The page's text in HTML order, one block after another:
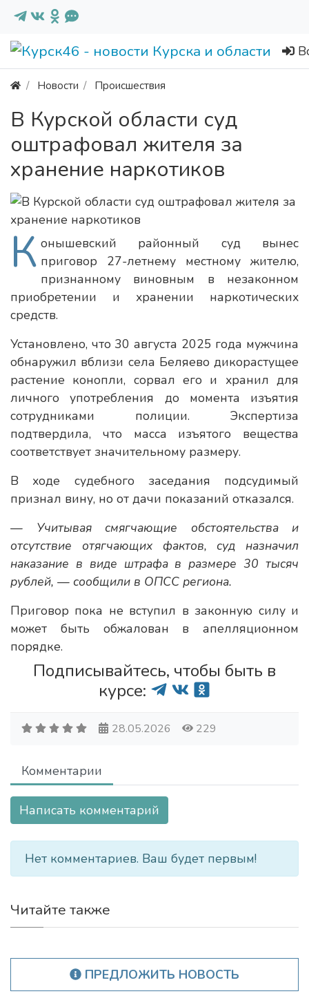
Новости Происшествия
В Курской области суд
оштрафовал жителя за
хранение наркотиков
К онышевский районный суд вынес
приговор 27-летнему местному жителю,
признанному виновным в незаконном
приобретении и хранении наркотических
средств.
Установлено, что 30 августа 2025 года мужчина
обнаружил вблизи села Беляево дикорастущее
растение конопли, сорвал его и хранил для
личного употребления до момента изъятия
сотрудниками полиции. Экспертиза
подтвердила, что масса изъятого вещества
соответствует значительному размеру.
В ходе судебного заседания подсудимый
признал вину, но от дачи показаний отказался.
— Учитывая смягчающие обстоятельства и
отсутствие отягчающих фактов, суд назначил
наказание в виде штрафа в размере 30 тысяч
рублей, — сообщили в ОПСС региона.
Приговор пока не вступил в законную силу и
может быть обжалован в апелляционном
порядке.
Подписывайтесь, чтобы быть в
курсе:
28.05.2026 229
Комментарии
Написать комментарий
Нет комментариев. Ваш будет первым!
Читайте также
ПРЕДЛОЖИТЬ НОВОСТЬ